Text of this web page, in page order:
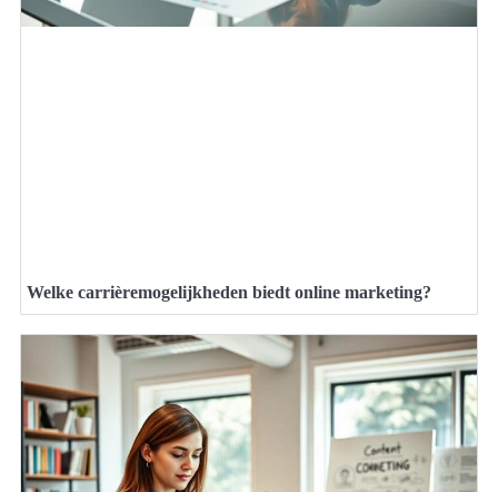
Welke carrièremogelijkheden biedt online marketing?